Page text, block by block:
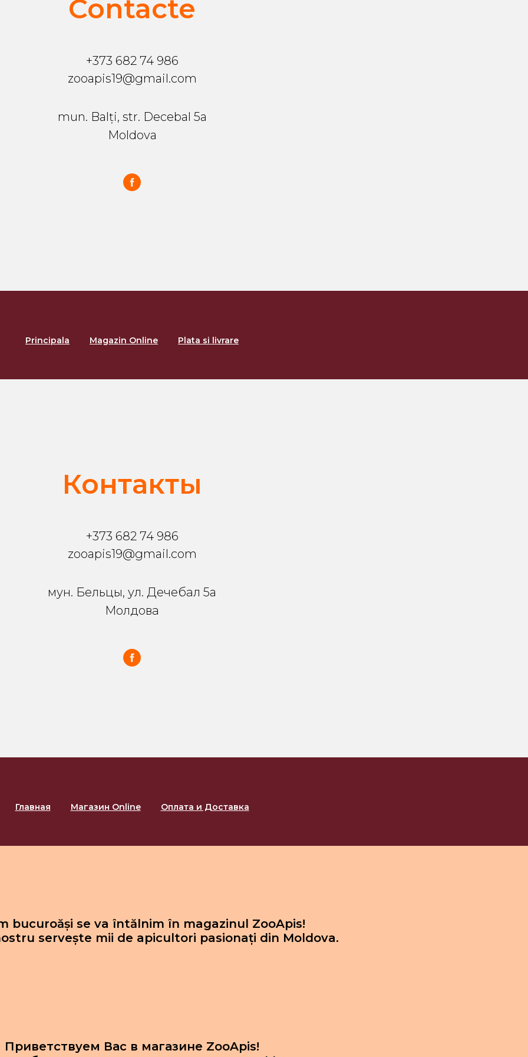
Contacte
+373 682 74 986
zooapis19@gmail.com
mun. Balți, str. Decebal 5a
Moldova
Principala Magazin Online Plata si livrare
Контакты
+373 682 74 986
zooapis19@gmail.com
мун. Бельцы, ул. Дечебал 5a
Молдова
Главная Магазин Online Оплата и Доставка
bucuroăși se va întălnim în magazinul ZooApis!
servește mii de apicultori pasionați din Moldova.
Приветствуем Вас в магазине ZooApis!